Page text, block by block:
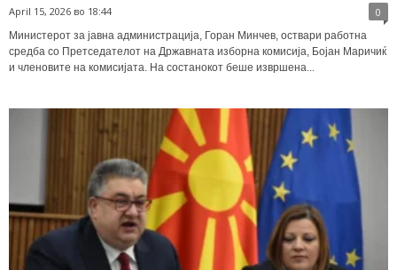
April 15, 2026 во 18:44 0
Министерот за јавна администрација, Горан Минчев, оствари работна
средба со Претседателот на Државната изборна комисија, Бојан Маричиќ
и членовите на комисијата. На состанокот беше извршена...